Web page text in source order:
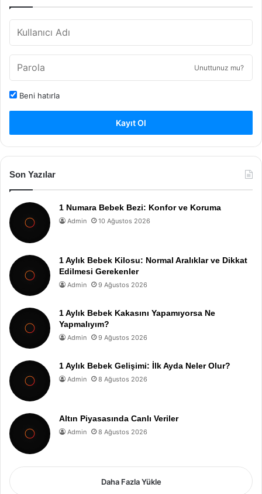
Unuttunuz mu?
Beni hatırla
Kayıt Ol
Son Yazılar
1 Numara Bebek Bezi: Konfor ve Koruma
Admin 10 Ağustos 2026
1 Aylık Bebek Kilosu: Normal Aralıklar ve Dikkat
Edilmesi Gerekenler
Admin 9 Ağustos 2026
1 Aylık Bebek Kakasını Yapamıyorsa Ne
Yapmalıyım?
Admin 9 Ağustos 2026
1 Aylık Bebek Gelişimi: İlk Ayda Neler Olur?
Admin 8 Ağustos 2026
Altın Piyasasında Canlı Veriler
Admin 8 Ağustos 2026
Daha Fazla Yükle